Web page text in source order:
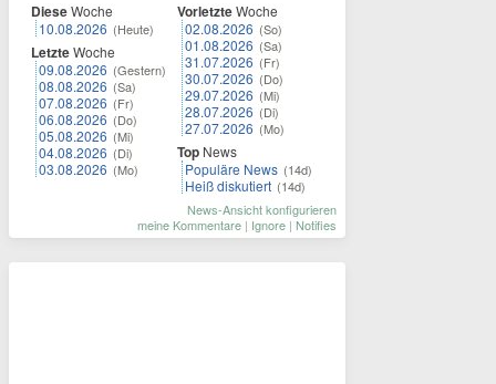
DieseWoche
10.08.2026 (Heute)
LetzteWoche
09.08.2026 (Gestern)
08.08.2026 (Sa)
07.08.2026 (Fr)
06.08.2026 (Do)
05.08.2026 (Mi)
04.08.2026 (Di)
03.08.2026 (Mo)
VorletzteWoche
02.08.2026 (So)
01.08.2026 (Sa)
31.07.2026 (Fr)
30.07.2026 (Do)
29.07.2026 (Mi)
28.07.2026 (Di)
27.07.2026 (Mo)
Top News
Populäre News (14d)
Heiß diskutiert (14d)
News-Ansicht konfigurieren
meine Kommentare | Ignore | Notifies